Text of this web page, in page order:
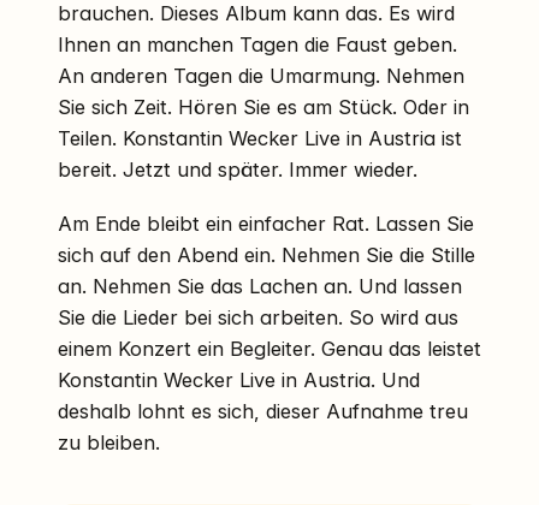
brauchen. Dieses Album kann das. Es wird
Ihnen an manchen Tagen die Faust geben.
An anderen Tagen die Umarmung. Nehmen
Sie sich Zeit. Hören Sie es am Stück. Oder in
Teilen. Konstantin Wecker Live in Austria ist
bereit. Jetzt und später. Immer wieder.
Am Ende bleibt ein einfacher Rat. Lassen Sie
sich auf den Abend ein. Nehmen Sie die Stille
an. Nehmen Sie das Lachen an. Und lassen
Sie die Lieder bei sich arbeiten. So wird aus
einem Konzert ein Begleiter. Genau das leistet
Konstantin Wecker Live in Austria. Und
deshalb lohnt es sich, dieser Aufnahme treu
zu bleiben.